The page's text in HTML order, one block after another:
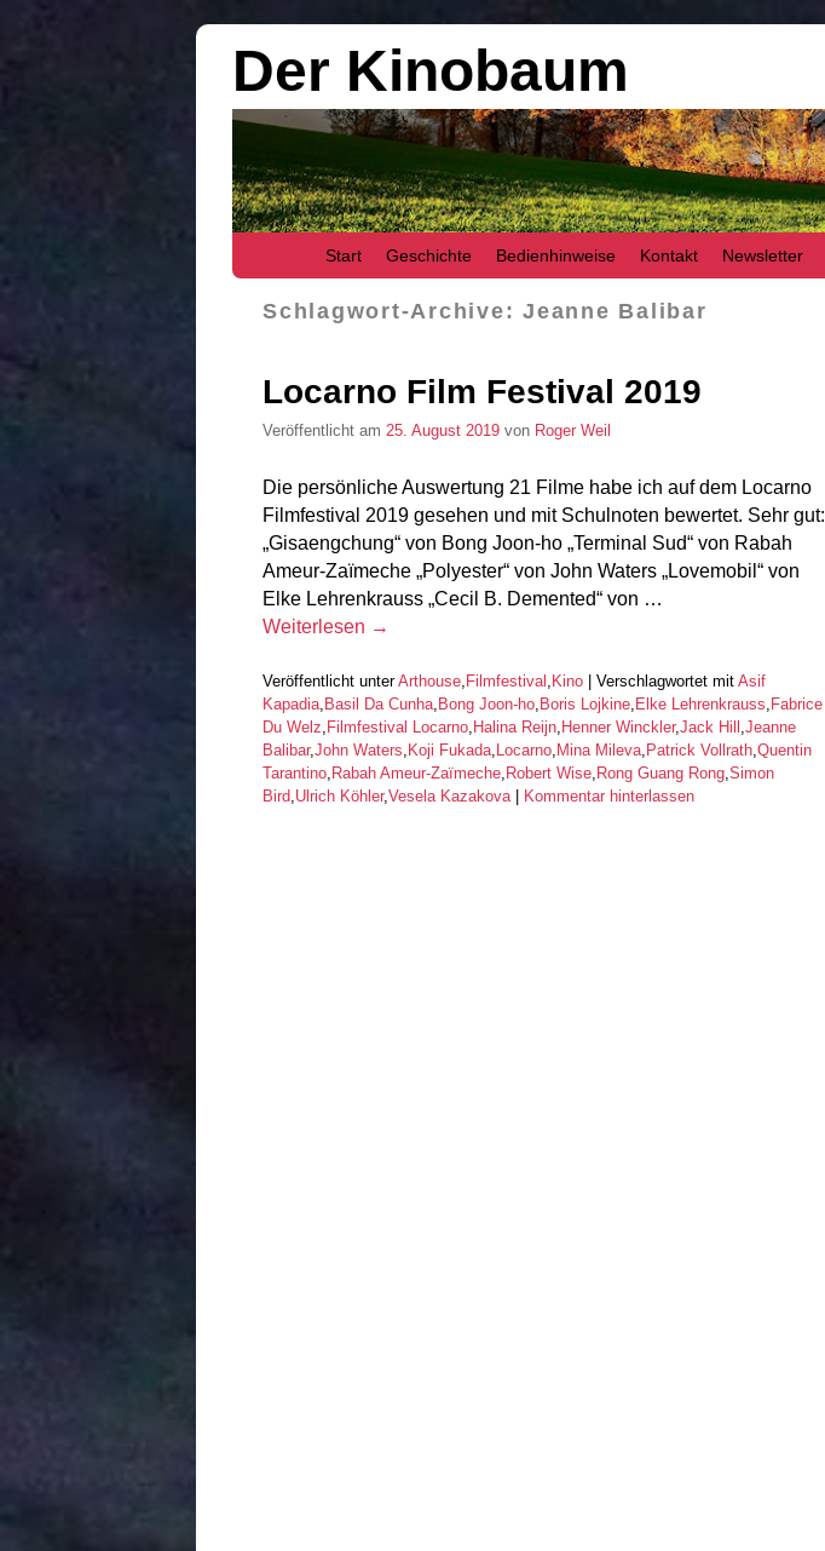
Der Kinobaum
Start Geschichte Bedienhinweise Kontakt Newsletter
Schlagwort-Archive:Jeanne Balibar
Locarno Film Festival 2019
Veröffentlicht am 25. August 2019 von Roger Weil
Die persönliche Auswertung 21 Filme habe ich auf dem Locarno
Filmfestival 2019 gesehen und mit Schulnoten bewertet. Sehr gut:
„Gisaengchung“ von Bong Joon-ho „Terminal Sud“ von Rabah
Ameur-Zaïmeche „Polyester“ von John Waters „Lovemobil“ von
Elke Lehrenkrauss „Cecil B. Demented“ von …
Weiterlesen →
Veröffentlicht unter Arthouse Filmfestival Kino Verschlagwortet mit Asif
Kapadia Basil Da Cunha Bong Joon-ho Boris Lojkine Elke Lehrenkrauss Fabrice
Du Welz Filmfestival Locarno Halina Reijn Henner Winckler, Jack Hill
Jeanne
Balibar, John Waters Koji Fukada Locarno Mina Mileva Patrick Vollrath Quentin
Tarantino Rabah Ameur-Zaïmeche Robert Wise Rong Guang Rong Simon
Bird Ulrich Köhler, Vesela Kazakova Kommentar hinterlassen